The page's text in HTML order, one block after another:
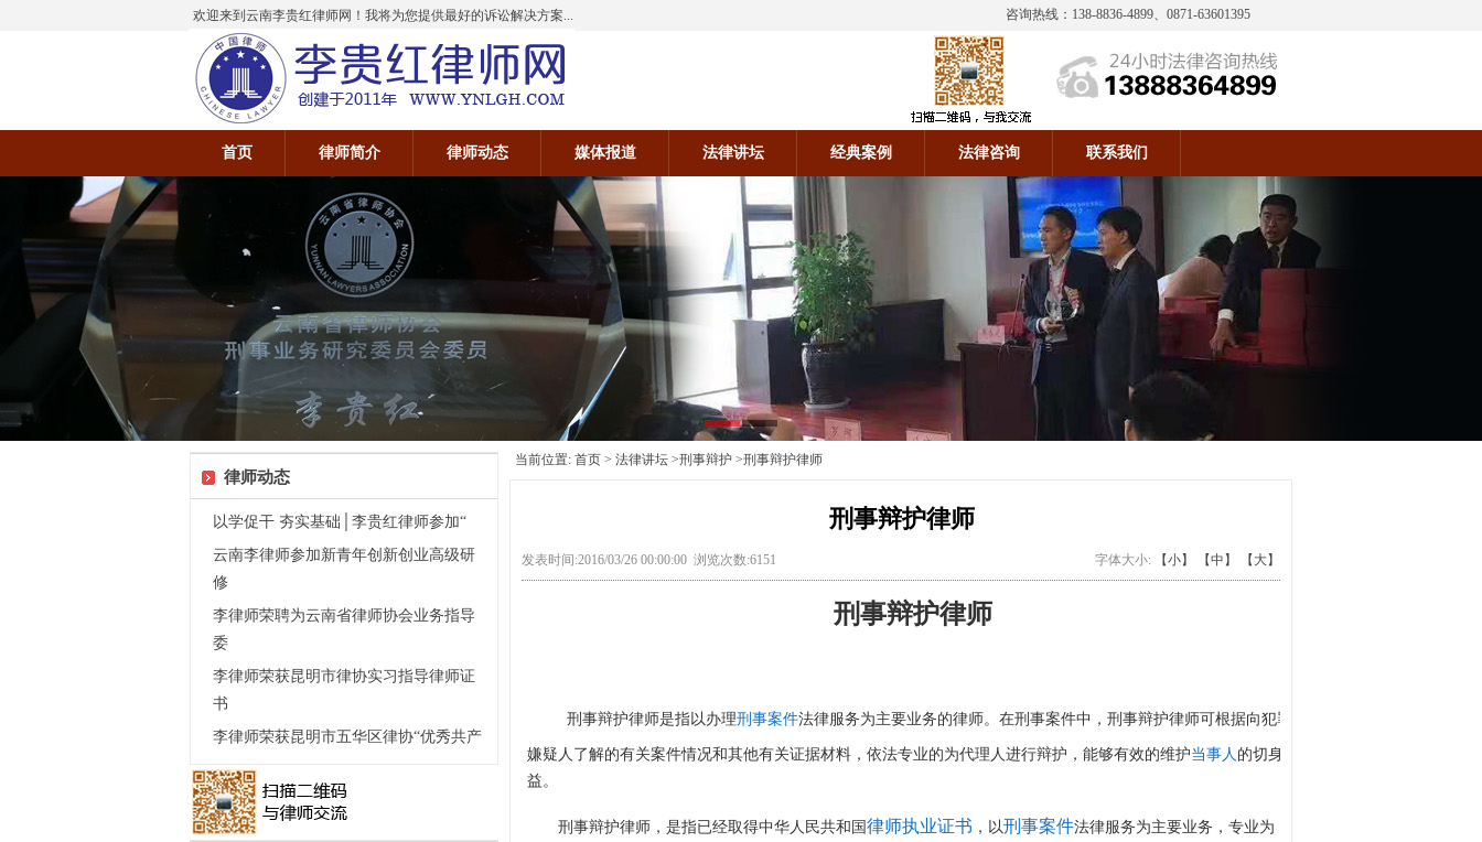
首页 律师简介 律师动态 媒体报道 法律讲坛 经典案例 法律咨询 联系我们
欢迎来到云南李贵红律师网！我将为您提供最好的诉讼解决方案... 咨询热线：138-8836-4899、0871-63601395
律师动态
以学促干 夯实基础│李贵红律师参加“
云南李律师参加新青年创新创业高级研
修
李律师荣聘为云南省律师协会业务指导
委
李律师荣获昆明市律协实习指导律师证
书
李律师荣获昆明市五华区律协“优秀共产
当前位置: 首页 > 法律讲坛 >刑事辩护 >刑事辩护律师
刑事辩护律师
发表时间:2016/03/26 00:00:00 浏览次数:6151 字体大小: 【小】 【中】 【大】
刑事辩护律师
刑事辩护律师是指以办理刑事案件法律服务为主要业务的律师。在刑事案件中，刑事辩护律师可根据向犯罪
嫌疑人了解的有关案件情况和其他有关证据材料，依法专业的为代理人进行辩护，能够有效的维护当事人 的切身利
益。
刑事辩护律师，是指已经取得中华人民共和国律师执业证书 ，以刑事案件法律服务为主要业务，专业为